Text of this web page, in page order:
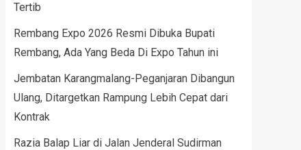
Tertib
Rembang Expo 2026 Resmi Dibuka Bupati
Rembang, Ada Yang Beda Di Expo Tahun ini
Jembatan Karangmalang-Peganjaran Dibangun
Ulang, Ditargetkan Rampung Lebih Cepat dari
Kontrak
Razia Balap Liar di Jalan Jenderal Sudirman